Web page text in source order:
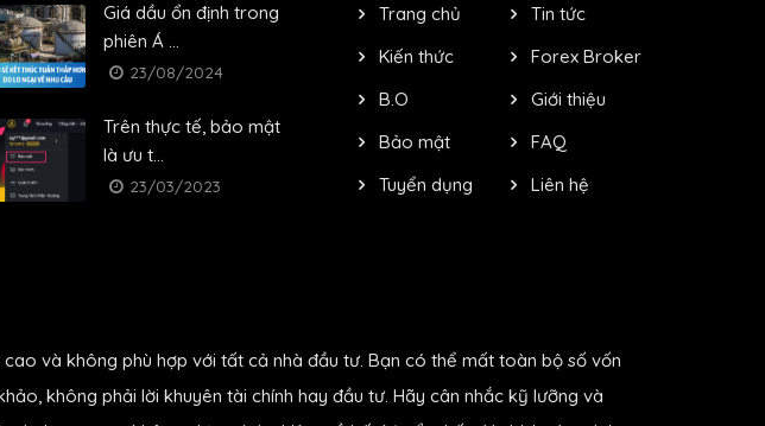
Giá dầu ổn định trong
phiên Á ...
23/08/2024
Trên thực tế, bảo mật
là ưu t...
23/03/2023
Trang chủ
Tin tức
Kiến thức
Forex Broker
B.O
Giới thiệu
Bảo mật
FAQ
Tuyển dụng
Liên hệ
và không phù hợp với tất cả nhà đầu tư. Bạn có thể mất toàn bộ số vốn
không phải lời khuyên tài chính hay đầu tư. Hãy cân nhắc kỹ lưỡng và